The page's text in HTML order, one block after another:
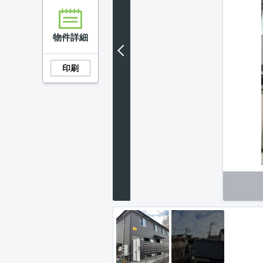
物件詳細
印刷